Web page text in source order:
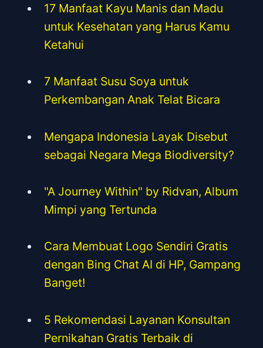
17 Manfaat Kayu Manis dan Madu
untuk Kesehatan yang Harus Kamu
Ketahui
7 Manfaat Susu Soya untuk
Perkembangan Anak Telat Bicara
Mengapa Indonesia Layak Disebut
sebagai Negara Mega Biodiversity?
"A Journey Within" by Ridvan, Album
Mimpi yang Tertunda
Cara Membuat Logo Sendiri Gratis
dengan Bing Chat AI di HP, Gampang
Banget!
5 Rekomendasi Layanan Konsultan
Pernikahan Gratis Terbaik di